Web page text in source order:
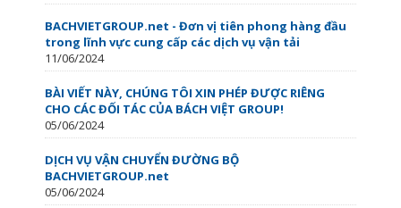
BACHVIETGROUP.net - Đơn vị tiên phong hàng đầu
trong lĩnh vực cung cấp các dịch vụ vận tải
11/06/2024
BÀI VIẾT NÀY, CHÚNG TÔI XIN PHÉP ĐƯỢC RIÊNG
CHO CÁC ĐỐI TÁC CỦA BÁCH VIỆT GROUP!
05/06/2024
DỊCH VỤ VẬN CHUYỂN ĐƯỜNG BỘ
BACHVIETGROUP.net
05/06/2024